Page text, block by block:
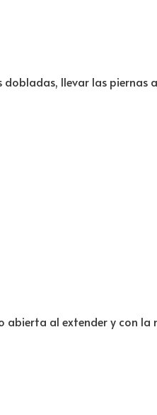
llevar las piernas
al extender y con la